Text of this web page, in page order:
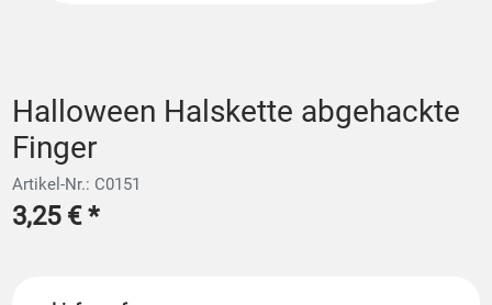
Halloween Halskette abgehackte
Finger
Artikel-Nr.: C0151
3,25 €*